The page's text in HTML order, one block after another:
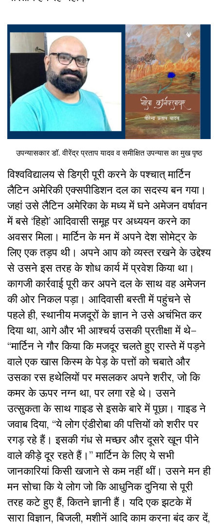
उपन्यासकार डॉ. वीरेंद्र प्रताप यादव व समीक्षित उपन्यास का मुख पृष्ठ
विश्वविद्यालय से डिग्री पूरी करने के पश्चात् मार्टिन
लैटिन अमेरिकी एक्सपीडिशन दल का सदस्य बन गया।
जहां उसे लैटिन अमेरिका के मध्य में घने अमेजन वर्षावन
में बसे ‘हिहो’ आदिवासी समूह पर अध्ययन करने का
अवसर मिला। मार्टिन के मन में अपने देश सोमेट्र के
लिए एक तड़प थी। अपने आप को व्यस्त रखने के उद्देश्य
से उसने इस तरह के शोध कार्य में प्रवेश किया था।
कागजी कार्रवाई पूरी कर अपने दल के साथ वह अमेजन
की ओर निकल पड़ा। आदिवासी बस्ती में पहुंचने से
पहले ही, स्थानीय मजदूरों के ज्ञान ने उसे अचंभित कर
दिया था, आगे और भी आश्चर्य उसकी प्रतीक्षा में थे–
“मार्टिन ने गौर किया कि मजदूर चलते हुए रास्ते में पड़ने
वाले एक खास किस्म के पेड़ के पत्तों को चबाते और
उसका रस हथेलियों पर मसलकर अपने शरीर, जो कि
कमर के ऊपर नग्न था, पर लगा रहे थे। उसने
उत्सुकता के साथ गाइड से इसके बारे में पूछा। गाइड ने
जवाब दिया, “ये लोग एंडीरोबा की पत्तियों को शरीर पर
रगड़ रहे हैं। इसकी गंध से मच्छर और दूसरे खून पीने
वाले कीड़े दूर रहते हैं।” मार्टिन के लिए ये सभी
जानकारियां किसी खजाने से कम नहीं थीं। उसने मन ही
मन सोचा कि ये लोग जो कि आधुनिक दुनिया से पूरी
तरह कटे हुए हैं, कितने ज्ञानी हैं। यदि एक झटके में
सारा विज्ञान, बिजली, मशीनें आदि काम करना बंद कर दें,